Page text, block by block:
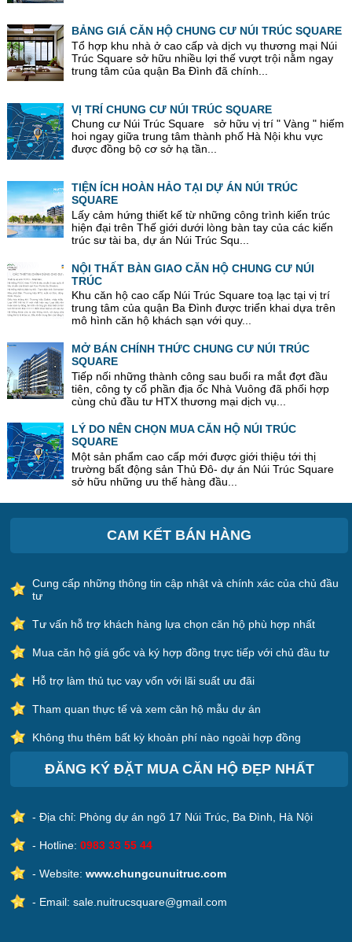
BẢNG GIÁ CĂN HỘ CHUNG CƯ NÚI TRÚC SQUARE
Tổ hợp khu nhà ở cao cấp và dịch vụ thương mại Núi
Trúc Square sở hữu nhiều lợi thế vượt trội nằm ngay
trung tâm của quận Ba Đình đã chính...
VỊ TRÍ CHUNG CƯ NÚI TRÚC SQUARE
Chung cư Núi Trúc Square sở hữu vị trí " Vàng " hiếm
hoi ngay giữa trung tâm thành phố Hà Nội khu vực
được đồng bộ cơ sở hạ tần...
TIỆN ÍCH HOÀN HẢO TẠI DỰ ÁN NÚI TRÚC
SQUARE
Lấy cảm hứng thiết kế từ những công trình kiến trúc
hiện đại trên Thế giới dưới lòng bàn tay của các kiến
trúc sư tài ba, dự án Núi Trúc Squ...
NỘI THẤT BÀN GIAO CĂN HỘ CHUNG CƯ NÚI
TRÚC
Khu căn hộ cao cấp Núi Trúc Square toạ lạc tại vị trí
trung tâm của quận Ba Đình được triển khai dựa trên
mô hình căn hộ khách sạn với quy...
MỞ BÁN CHÍNH THỨC CHUNG CƯ NÚI TRÚC
SQUARE
Tiếp nối những thành công sau buổi ra mắt đợt đầu
tiên, công ty cổ phần địa ốc Nhà Vuông đã phối hợp
cùng chủ đầu tư HTX thương mại dịch vụ...
LÝ DO NÊN CHỌN MUA CĂN HỘ NÚI TRÚC
SQUARE
Một sản phẩm cao cấp mới được giới thiệu tới thị
trường bất động sản Thủ Đô- dự án Núi Trúc Square
sở hữu những ưu thế hàng đầu...
CAM KẾT BÁN HÀNG
Cung cấp những thông tin cập nhật và chính xác của chủ đầu
tư
Tư vấn hỗ trợ khách hàng lựa chọn căn hộ phù hợp nhất
Mua căn hộ giá gốc và ký hợp đồng trực tiếp với chủ đầu tư
Hỗ trợ làm thủ tục vay vốn với lãi suất ưu đãi
Tham quan thực tế và xem căn hộ mẫu dự án
Không thu thêm bất kỳ khoản phí nào ngoài hợp đồng
ĐĂNG KÝ ĐẶT MUA CĂN HỘ ĐẸP NHẤT
- Địa chỉ: Phòng dự án ngõ 17 Núi Trúc, Ba Đình, Hà Nội
- Hotline:0983 33 55 44
- Website:www.chungcunuitruc.com
- Email: sale.nuitrucsquare@gmail.com